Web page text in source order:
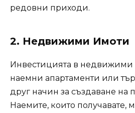
редовни приходи.
2. Недвижими Имоти
Инвестицията в недвижими
наемни апартаменти или
друг начин за създаване на
Наемите, които получавате,